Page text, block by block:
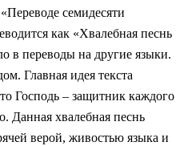
семидесяти
как «Хвалебная песнь
в переводы на другие языки.
Главная идея текста
Господь – защитник каждого
Данная хвалебная песнь
верой, живостью языка и